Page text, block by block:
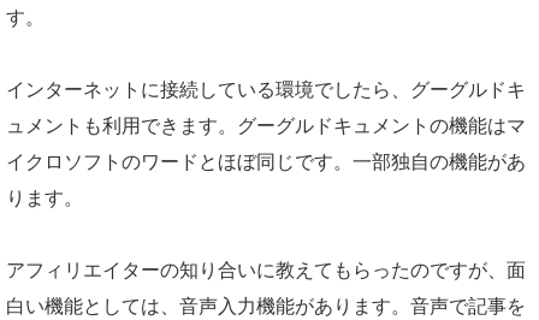
す。
インターネットに接続している環境でしたら、グーグルドキ
ュメントも利用できます。グーグルドキュメントの機能はマ
イクロソフトのワードとほぼ同じです。一部独自の機能があ
ります。
アフィリエイターの知り合いに教えてもらったのですが、面
白い機能としては、音声入力機能があります。音声で記事を